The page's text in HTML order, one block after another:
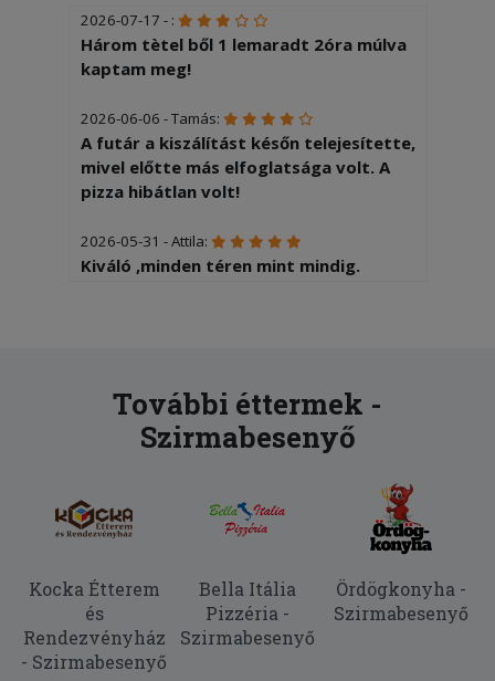
2026-07-17 - :
Három tètel ből 1 lemaradt 2óra múlva
kaptam meg!
2026-06-06 - Tamás:
A futár a kiszálítást későn telejesítette,
mivel előtte más elfoglatsága volt. A
pizza hibátlan volt!
2026-05-31 - Attila:
Kiváló ,minden téren mint mindig.
senki nem tudott semmiben segíteni
szóval egy másik helyről rendeltem, de
persze ezt nem ugyanúgy ki kellett
2026-02-12 - Zsolt:
eltekintve finom volt.
2025-11-24 - Levi:
Mondanám hogy tökéletes, mert az.
További éttermek -
Szirmabesenyő
Kocka Étterem
és
Rendezvényház
- Szirmabesenyő
Bella Itália
Pizzéria -
Szirmabesenyő
Ördögkonyha -
Szirmabesenyő